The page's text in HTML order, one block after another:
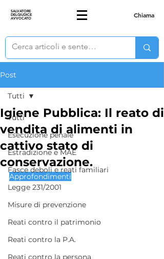
SALVATORE
DELGIUDICE
AVVOCATO Chiama
Post
Tutti
Esecuzione penale
Estradizione e MAE
Fasce deboli e reati familiari
Legge 231/2001
Misure di prevenzione
Reati contro il patrimonio
Reati contro la P.A.
Reati contro la persona
Tutti
Igiene Pubblica: Il reato di
vendita di alimenti in
cattivo stato di
conservazione.
Approfondimenti